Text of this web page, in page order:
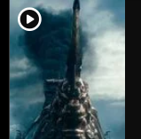
player2